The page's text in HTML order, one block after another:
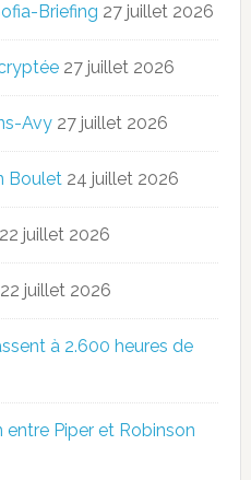
Briefing 27 juillet 2026
27 juillet 2026
Avy 27 juillet 2026
Boulet 24 juillet 2026
22 juillet 2026
22 juillet 2026
à 2.600 heures de
Piper et Robinson